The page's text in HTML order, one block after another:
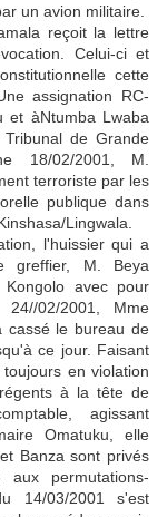
un avion militaire.
reçoit la lettre
Celui-ci et
cette
assignation RC-
et àNtumba Lwaba
de Grande
18/02/2001, M.
terroriste par les
publique dans
Lingwala.
l'huissier qui a
greffier, M. Beya
avec pour
02/2001, Mme
cassé le bureau de
ce jour. Faisant
en violation
à la tête de
agissant
Omatuku, elle
Banza sont privés
permutations-
14/03/2001 s'est